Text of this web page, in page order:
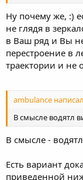
Ну почему же, :)
не глядя в
в Ваш ряд и Вы не
перестроение в
траектории и не
ambulance
В смысле водятл
В смысле -
Есть вариант
приведенной